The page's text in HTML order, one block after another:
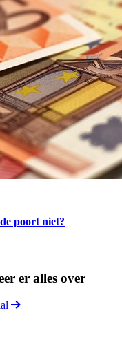
poort niet?
er alles over